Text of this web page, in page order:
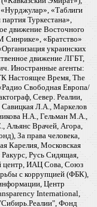
«Таблиги
Туркестана»,
движение Восточного
«Братство»
украинских
движение ЛГБТ,
Иностранные агенты:
Настоящее Время, The
Свободная Европа/
Север. Реалии,
Л.А., Маркелов
Н.А., Гельман М.А.,
Альянс Врачей, Агора,
За права человека,
Карелия, Московская
Русь Сидящая,
центр, ИАЦ Сова, Союз
с коррупцией (ФБК),
Центр
International,
Фонд